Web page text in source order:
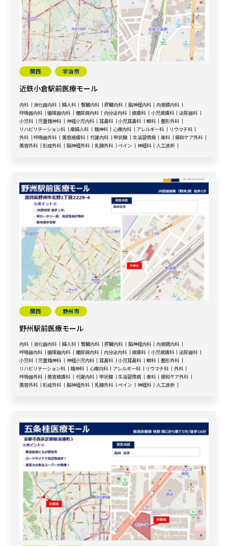
関西 宇治市
近鉄小倉駅前医療モール
内科 消化器内科 婦人科 腎臓内科 肝臓内科 脳神経内科
内視鏡内科
呼吸器内科
循環器内科 糖尿病内科 内分泌内科 皮膚科 小児皮膚科
泌尿器科
小児科
児童精神科 神経小児内科 耳鼻科 小児耳鼻科 眼科
整形外科
リハビリテーション科
産婦人科 精神科 心療内科 アレルギー科
リウマチ科
外科
呼吸器外科 美容皮膚科 代謝内科 甲状腺 生活習慣病 産科
緩和ケア外科
美容外科
形成外科 脳神経外科 乳腺外科 ペイン 神経科 人工透析
関西 野州市
野州駅前医療モール
内科 消化器内科 婦人科 腎臓内科 肝臓内科 脳神経内科
内視鏡内科
呼吸器内科
循環器内科 糖尿病内科 内分泌内科 皮膚科 小児皮膚科
泌尿器科
小児科
児童精神科 神経小児内科 耳鼻科 小児耳鼻科 眼科
整形外科
リハビリテーション科
精神科 心療内科 アレルギー科 リウマチ科
外科
呼吸器外科
美容皮膚科 代謝内科 甲状腺 生活習慣病 産科
緩和ケア外科
美容外科
形成外科 脳神経外科 乳腺外科 ペイン 神経科 人工透析